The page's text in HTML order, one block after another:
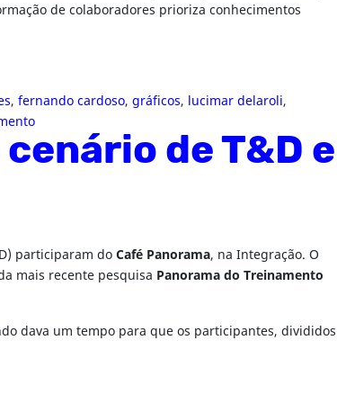
de colaboradores prioriza conhecimentos
, fernando cardoso, gráficos, lucimar delaroli,
de T&D e
participaram doCafé Panorama, na Integração. O
mais recente pesquisa Panorama do Treinamento
dava um tempo para que os participantes, divididos